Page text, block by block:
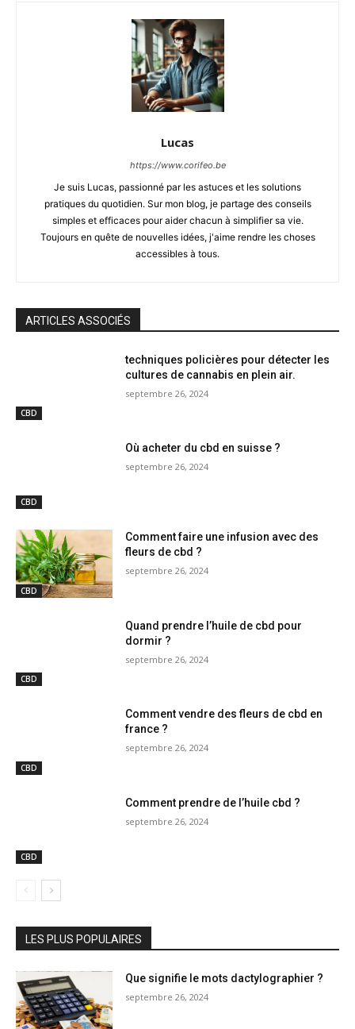
Lucas
https://www.corifeo.be
Je suis Lucas, passionné par les astuces et les solutions
pratiques du quotidien. Sur mon blog, je partage des conseils
simples et efficaces pour aider chacun à simplifier sa vie.
Toujours en quête de nouvelles idées, j'aime rendre les choses
accessibles à tous.
ARTICLES ASSOCIÉS
CBD
techniques policières pour détecter les
cultures de cannabis en plein air.
septembre 26, 2024
CBD
Où acheter du cbd en suisse ?
septembre 26, 2024
CBD
Comment faire une infusion avec des
fleurs de cbd ?
septembre 26, 2024
CBD
Quand prendre l’huile de cbd pour
dormir ?
septembre 26, 2024
CBD
Comment vendre des fleurs de cbd en
france ?
septembre 26, 2024
CBD
Comment prendre de l’huile cbd ?
septembre 26, 2024
LES PLUS POPULAIRES
Que signifie le mots dactylographier ?
septembre 26, 2024